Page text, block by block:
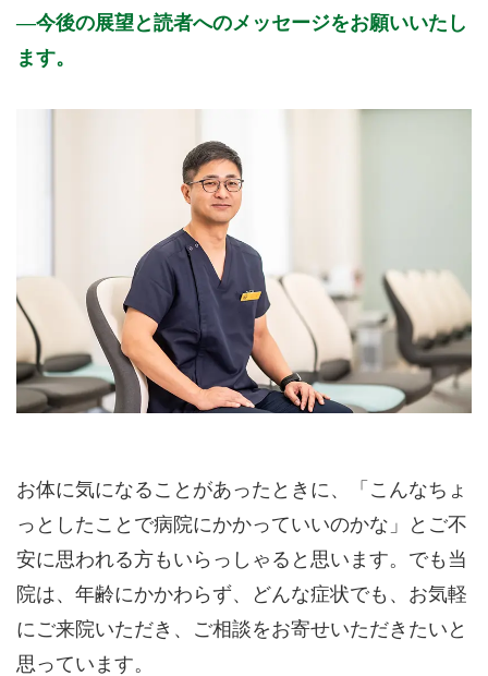
今後の展望と読者へのメッセージをお願いいたし
ます。
お体に気になることがあったときに、「こんなちょ
っとしたことで病院にかかっていいのかな」とご不
安に思われる方もいらっしゃると思います。でも当
院は、年齢にかかわらず、どんな症状でも、お気軽
にご来院いただき、ご相談をお寄せいただきたいと
思っています。